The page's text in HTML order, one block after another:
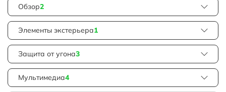
Обзор2
Элементы экстерьера1
Защита от угона3
Мультимедиа4